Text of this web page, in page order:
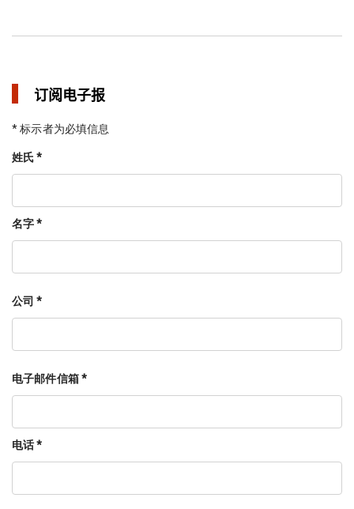
订阅电子报
* 标示者为必填信息
姓氏 *
名字 *
公司 *
电子邮件信箱 *
电话 *